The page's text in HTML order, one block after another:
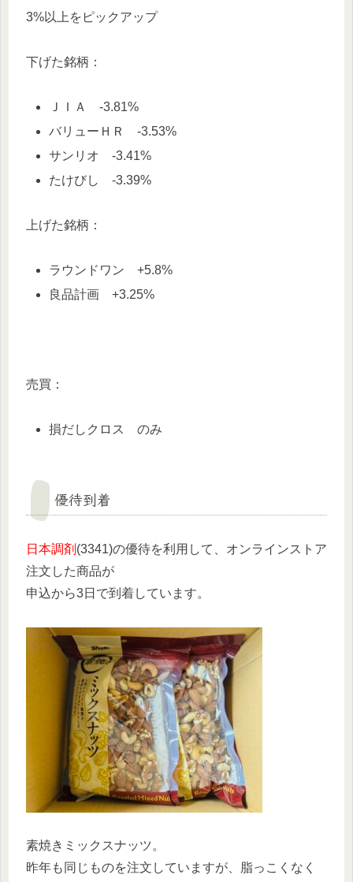
3%以上をピックアップ
下げた銘柄：
ＪＩＡ -3.81%
バリューＨＲ -3.53%
サンリオ -3.41%
たけびし -3.39%
上げた銘柄：
ラウンドワン +5.8%
良品計画 +3.25%
売買：
損だしクロス のみ
優待到着
日本調剤 (3341)の優待を利用して、オンラインストア
注文した商品が
申込から3日で到着しています。
素焼きミックスナッツ。
昨年も同じものを注文していますが、脂っこくなく